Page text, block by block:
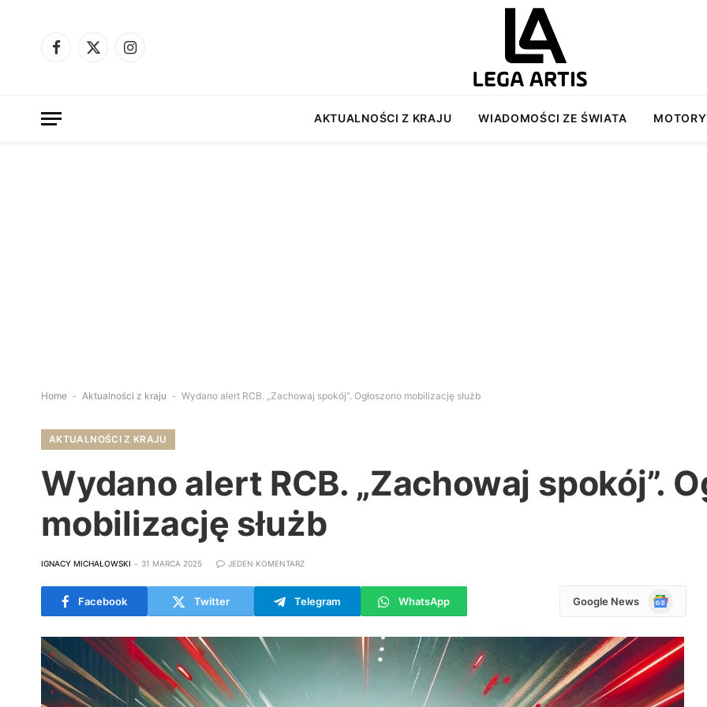
Facebook
X
Instagram
AKTUALNOŚCI Z KRAJU WIADOMOŚCI ZE ŚWIATA
Home - Aktualności z kraju - Wydano alert RCB. „Zachowaj spokój”. Ogłoszono mobilizację służb
AKTUALNOŚCI Z KRAJU
Wydano alert RCB. „Zachowaj spokój”.
mobilizację służb
IGNACY MICHAŁOWSKI 31 MARCA 2025 JEDEN KOMENTARZ
Facebook Twitter Telegram WhatsApp Google News
Google